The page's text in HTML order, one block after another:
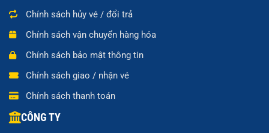
Chính sách hủy vé / đổi trả
Chính sách vận chuyển hàng hóa
Chính sách bảo mật thông tin
Chính sách giao / nhận vé
Chính sách thanh toán
CÔNG TY